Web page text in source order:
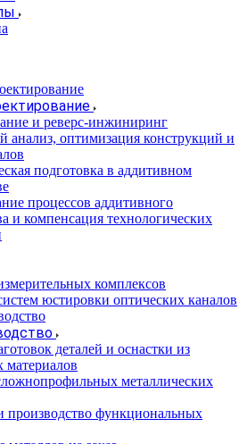
и реверс-инжиниринг
оптимизация конструкций и
подготовка в аддитивном
процессов аддитивного
и компенсация технологических
комплексов
юстировки оптических каналов
деталей и оснастки из
металлических
производство функциональных